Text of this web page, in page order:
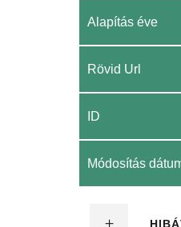
Alapítás éve
Rövid Url
ID
Módosítás